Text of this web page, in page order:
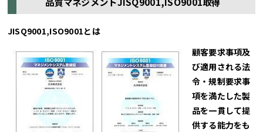
JISQ9001,ISO9001とは
顧客要求事項及
び適用される法
令・規制要求事
項を満たした製
品を一貫して提
供する能力をも